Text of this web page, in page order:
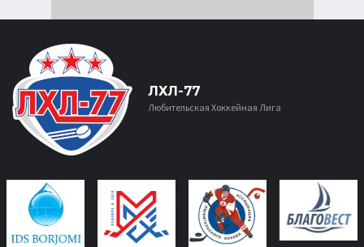
ЛХЛ-77
Любительская Хоккейная Лига